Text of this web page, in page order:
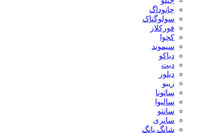
چانوداگ
سولوگناک
فورکلاز
کچوا
سیموند
دیاکو
دیت
دیلور
زیبو
ساتونا
سالیوا
سانتو
سانری
شانگ یانگ